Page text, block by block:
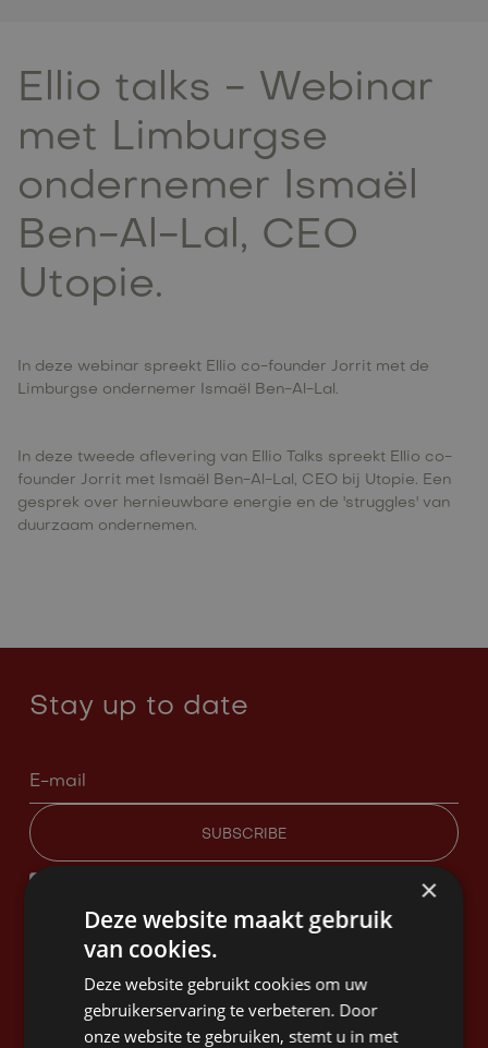
Ellio talks - Webinar
met Limburgse
ondernemer Ismaël
Ben-Al-Lal, CEO
Utopie.
In deze webinar spreekt Ellio co-founder Jorrit met de
Limburgse ondernemer Ismaël Ben-Al-Lal.
In deze tweede aflevering van Ellio Talks spreekt Ellio co-
founder Jorrit met Ismaël Ben-Al-Lal, CEO bij Utopie. Een
gesprek over hernieuwbare energie en de 'struggles' van
duurzaam ondernemen.
Stay up to date
By subscribing, you agree to the
×
Deze website maakt gebruik
van cookies.
Deze website gebruikt cookies om uw
gebruikerservaring te verbeteren. Door
onze website te gebruiken, stemt u in met